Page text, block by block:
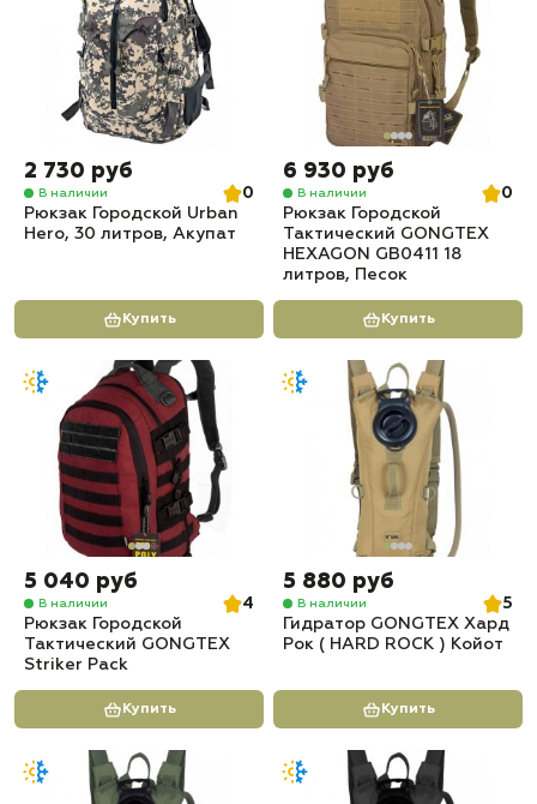
2 730 руб
В наличии
0
Рюкзак Городской Urban
Hero, 30 литров, Акупат
Купить
6 930 руб
В наличии
0
Рюкзак Городской
Тактический GONGTEX
HEXAGON GB0411 18
литров, Песок
Купить
5 040 руб
В наличии
4
Рюкзак Городской
Тактический GONGTEX
Striker Pack
Купить
5 880 руб
В наличии
5
Гидратор GONGTEX Хард
Рок ( HARD ROCK ) Койот
Купить